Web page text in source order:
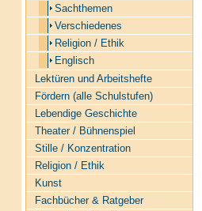
Sachthemen
Verschiedenes
Religion / Ethik
Englisch
Lektüren und Arbeitshefte
Fördern (alle Schulstufen)
Lebendige Geschichte
Theater / Bühnenspiel
Stille / Konzentration
Religion / Ethik
Kunst
Fachbücher & Ratgeber